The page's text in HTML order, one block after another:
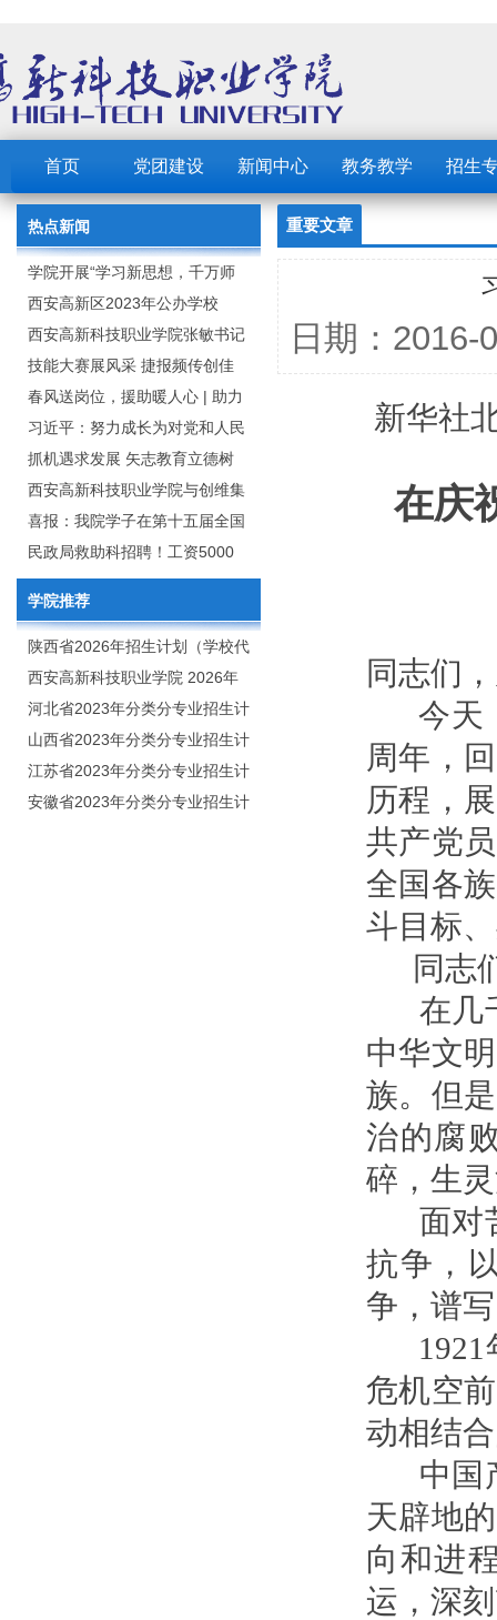
首页 党团建设 新闻中心 教务教学 招生
热点新闻
学院开展“学习新思想，千万师
生同上一堂课”活动
西安高新区2023年公办学校
（园） 公开招聘教职工公告
西安高新科技职业学院张敏书记
为全院师生党员上党课
技能大赛展风采 捷报频传创佳
绩：西安高新科技职业学院师生
在2023年陕西省职业技能大赛中
取佳绩
春风送岗位，援助暖人心 | 助力
毕业生求职就业
习近平：努力成长为对党和人民
忠诚可靠、堪当时代重任的栋梁
之才
抓机遇求发展 矢志教育立德树
人：西安高新科技职业学院召开
2020年年终总结暨表彰网络视频
会
西安高新科技职业学院与创维集
团举行校企合作签约仪式
喜报：我院学子在第十五届全国
大学生广告艺术大赛（大广
赛）、第十一届未来设计师.高校
数字艺术设计大赛（NCDA）国
赛中喜获佳绩
民政局救助科招聘！工资5000
元/月
学院推荐
陕西省2026年招生计划（学校代
码：8103）
西安高新科技职业学院 2026年
招生章程
河北省2023年分类分专业招生计
划（院校代号：1889）
山西省2023年分类分专业招生计
划（院校代号：5560）
江苏省2023年分类分专业招生计
划（院校代号：8931）
安徽省2023年分类分专业招生计
重要文章
日期：
新华社
在庆
同志们
今天，
周年，
历程，
共产党
全国各
斗目标
同志
在几千
中华文
族。但
治的腐
碎，生
面对苦
抗争，
争，谱
1921
危机空
动相结
中国产
天辟地
向和进
运，深